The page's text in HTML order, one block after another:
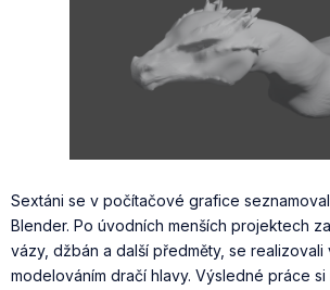
Sextáni se v počítačové grafice
Blender. Po úvodních menších projektech
vázy, džbán a další předměty, se
modelováním dračí hlavy. Výsledné práce